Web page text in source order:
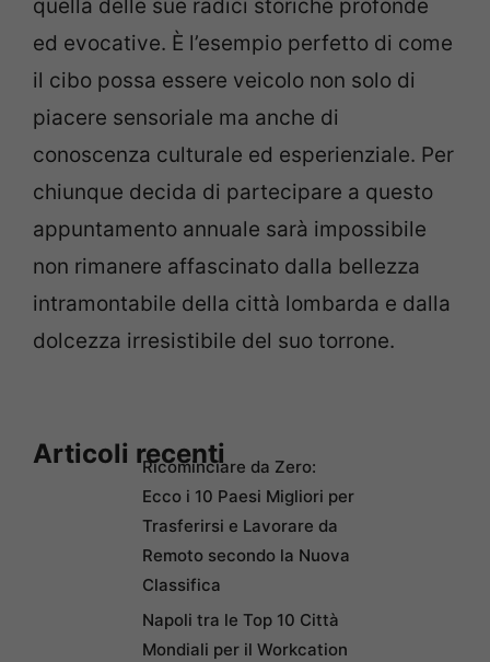
quella delle sue radici storiche profonde
ed evocative. È l’esempio perfetto di come
il cibo possa essere veicolo non solo di
piacere sensoriale ma anche di
conoscenza culturale ed esperienziale. Per
chiunque decida di partecipare a questo
appuntamento annuale sarà impossibile
non rimanere affascinato dalla bellezza
intramontabile della città lombarda e dalla
dolcezza irresistibile del suo torrone.
Articoli recentiRicominciare da Zero:
Ecco i 10 Paesi Migliori per
Trasferirsi e Lavorare da
Remoto secondo la Nuova
Classifica
Napoli tra le Top 10 Città
Mondiali per il Workcation